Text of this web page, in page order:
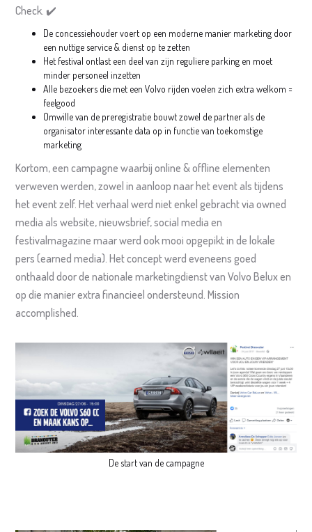
Check. ✔️
De concessiehouder voert op een moderne manier marketing door
een nuttige service & dienst op te zetten
Het festival ontlast een deel van zijn reguliere parking en moet
minder personeel inzetten
Alle bezoekers die met een Volvo rijden voelen zich extra welkom =
feelgood
Omwille van de preregistratie bouwt zowel de partner als de
organisator interessante data op in functie van toekomstige
marketing
Kortom, een campagne waarbij online & offline elementen
verweven werden, zowel in aanloop naar het event als tijdens
het event zelf. Het verhaal werd niet enkel gebracht via owned
media als website, nieuwsbrief, social media en
festivalmagazine maar werd ook mooi opgepikt in de lokale
pers (earned media). Het concept werd eveneens goed
onthaald door de nationale marketingdienst van Volvo Belux en
op die manier extra financieel ondersteund. Mission
accomplished.
De start van de campagne